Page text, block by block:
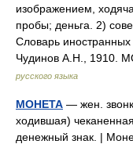
изображением,
пробы; деньга. 2)
Словарь иностранных
Чудинов А.Н.,
русского языка
МОНЕТА — жен.
ходившая)
денежный знак. |